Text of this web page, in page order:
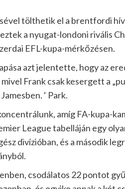
tölthetik el a brentfordi
a nyugat-londoni rivális
EFL-kupa-mérkőzésen.
azt jelentette, hogy az
Frank csak kesergett a
‘ Park.
amíg FA-kupa-
League tabelláján egy
divízióban, és a második
csodálatos 22 pontot